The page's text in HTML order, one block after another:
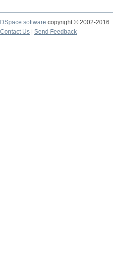
DSpace software copyright © 2002-2016
Contact Us
Send Feedback